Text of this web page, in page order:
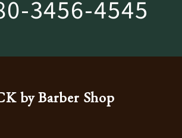
3456-4545
by Barber Shop